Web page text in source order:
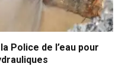
Police de l’eau pour